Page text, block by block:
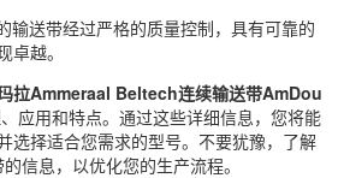
输送带经过严格的质量控制，具有可靠的
越。
拉Ammeraal Beltech连续输送带AmDou
应用和特点。通过这些详细信息，您将能
选择适合您需求的型号。不要犹豫，了解
信息，以优化您的生产流程。